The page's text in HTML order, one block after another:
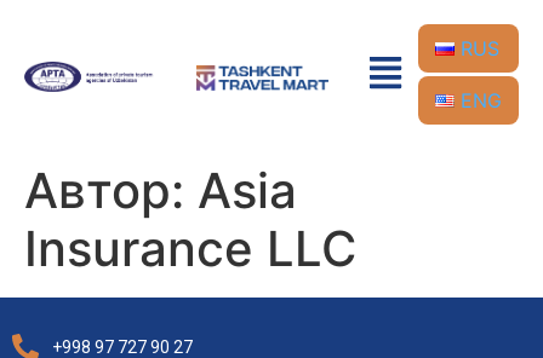
RUS
ENG
Автор: Asia
Insurance LLC
+998 97 727 90 27